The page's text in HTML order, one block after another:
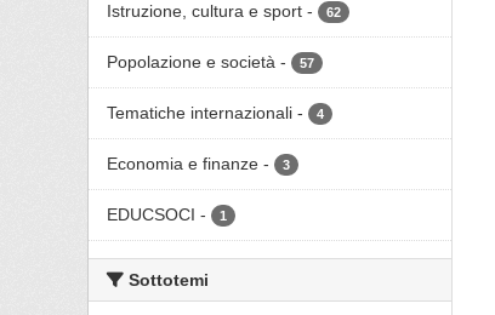
Istruzione, cultura e sport - 62
Popolazione e società - 57
Tematiche internazionali - 4
Economia e finanze - 3
EDUCSOCI - 1
Sottotemi